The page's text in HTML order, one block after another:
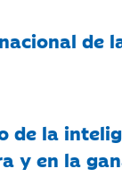
de
de la
y en la